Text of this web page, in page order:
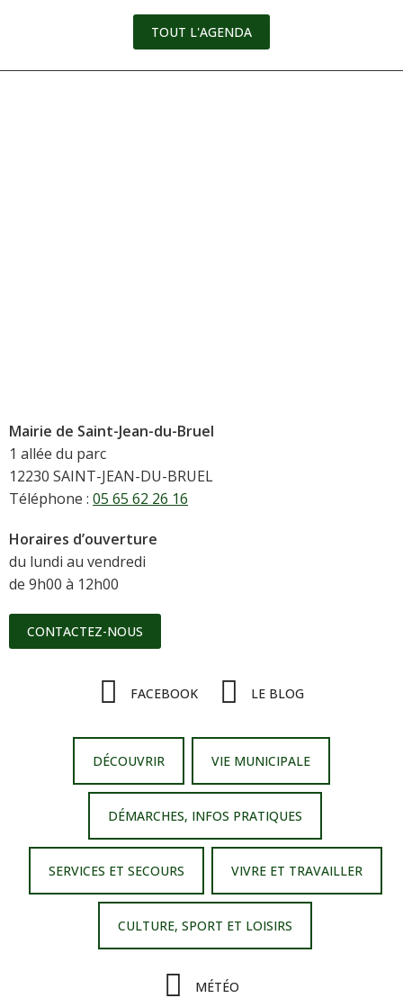
TOUT L'AGENDA
Mairie de Saint-Jean-du-Bruel
1 allée du parc
12230 SAINT-JEAN-DU-BRUEL
Téléphone : 05 65 62 26 16
Horaires d’ouverture
du lundi au vendredi
de 9h00 à 12h00
CONTACTEZ-NOUS
FACEBOOK LE BLOG
DÉCOUVRIR VIE MUNICIPALE
DÉMARCHES, INFOS PRATIQUES
SERVICES ET SECOURS VIVRE ET TRAVAILLER
CULTURE, SPORT ET LOISIRS
MÉTÉO